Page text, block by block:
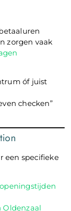
zorgen vaak
óf juist
checken”
een specifieke